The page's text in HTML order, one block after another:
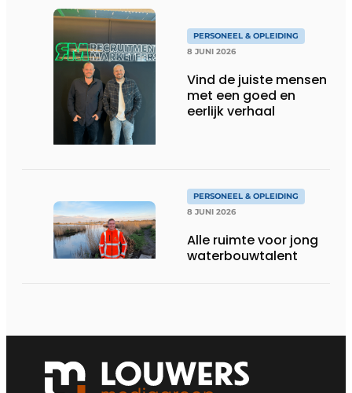
PERSONEEL & OPLEIDING
8 JUNI 2026
Vind de juiste mensen
met een goed en
eerlijk verhaal
PERSONEEL & OPLEIDING
8 JUNI 2026
Alle ruimte voor jong
waterbouwtalent